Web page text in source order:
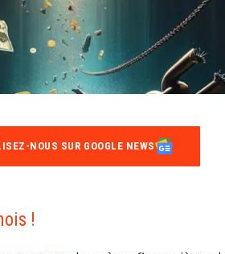
NOUS SUR GOOGLE NEWS
!